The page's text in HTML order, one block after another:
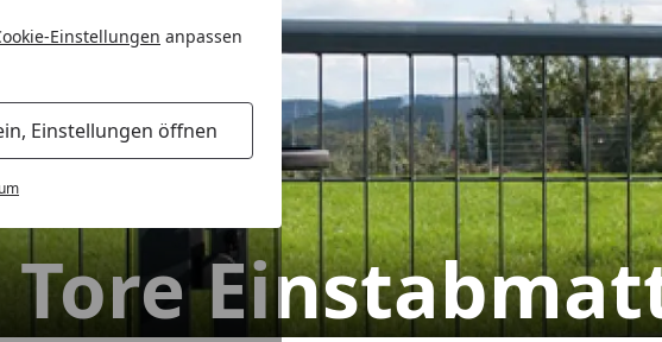
Einstellungen anpassen
Einstellungen öffnen
Tore